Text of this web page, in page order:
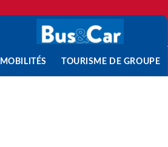
MOBILITÉS TOURISME DE GROUPE